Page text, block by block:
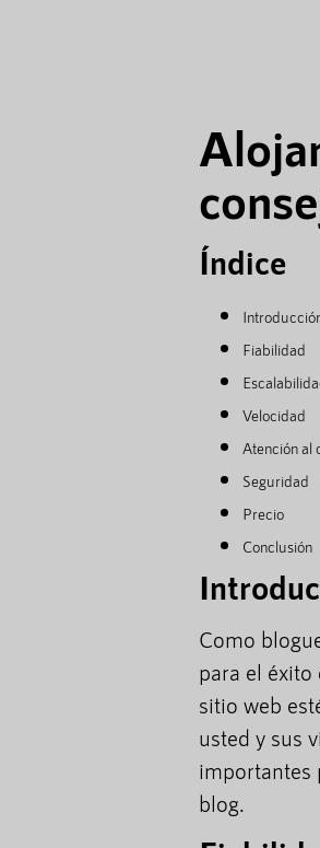
Índice
Fiabilidad
Velocidad
Atención al
Seguridad
Precio
Conclusión
Como
para el
sitio web
usted y sus
importantes
blog.